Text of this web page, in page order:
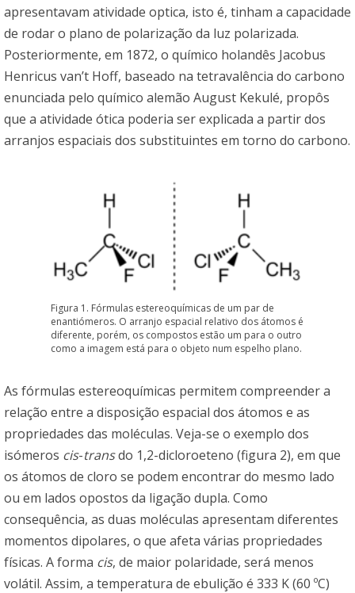
apresentavam atividade optica, isto é, tinham a capacidade
de rodar o plano de polarização da luz polarizada.
Posteriormente, em 1872, o químico holandês Jacobus
Henricus van’t Hoff, baseado na tetravalência do carbono
enunciada pelo químico alemão August Kekulé, propôs
que a atividade ótica poderia ser explicada a partir dos
arranjos espaciais dos substituintes em torno do carbono.
Figura 1. Fórmulas estereoquímicas de um par de
enantiómeros. O arranjo espacial relativo dos átomos é
diferente, porém, os compostos estão um para o outro
como a imagem está para o objeto num espelho plano.
As fórmulas estereoquímicas permitem compreender a
relação entre a disposição espacial dos átomos e as
propriedades das moléculas. Veja-se o exemplo dos
isómeros cis-transdo 1,2-dicloroeteno (figura 2), em que
os átomos de cloro se podem encontrar do mesmo lado
ou em lados opostos da ligação dupla. Como
consequência, as duas moléculas apresentam diferentes
momentos dipolares, o que afeta várias propriedades
físicas. A forma cis, de maior polaridade, será menos
volátil. Assim, a temperatura de ebulição é 333 K (60 ºC)